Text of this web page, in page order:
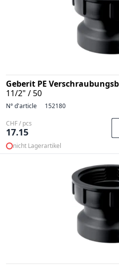
Geberit PE
11/2" / 50
N° d'article 152180
CHF / pcs
17.15
nicht Lagerartikel